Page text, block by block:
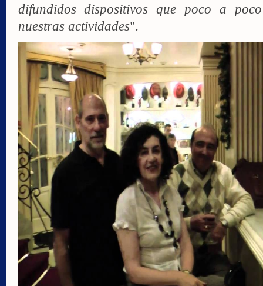
difundidos dispositivos que poco a
nuestras actividades".